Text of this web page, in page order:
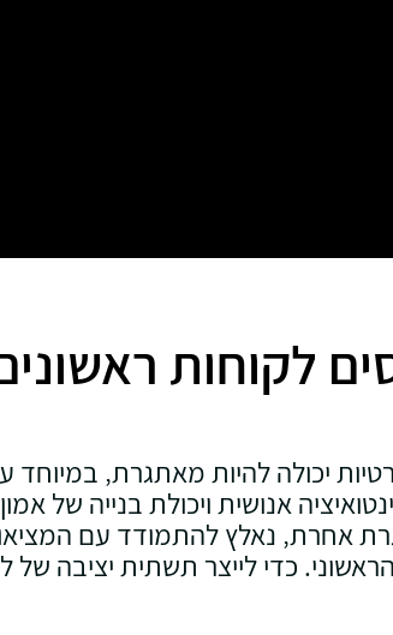
לקוחות
יכולה להיות מאתגרת‚
אנושית ויכולת בנייה
אחרת‚ נאלץ להתמודד עם
כדי לייצר תשתית יציבה